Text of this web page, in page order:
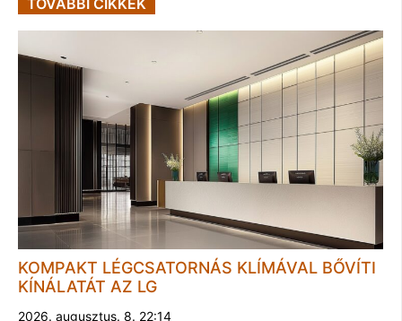
TOVÁBBI CIKKEK
KOMPAKT LÉGCSATORNÁS KLÍMÁVAL BŐVÍTI
KÍNÁLATÁT AZ LG
2026. augusztus. 8. 22:14